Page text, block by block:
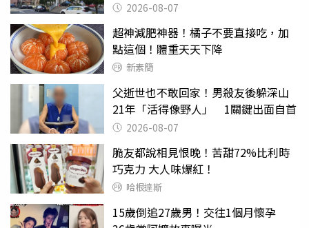
2026-08-07
超神減肥神器！橘子不要直接吃，加
點這個！體重天天下降
新素簡
父逝世也不敢回家！男殺友後躲深山
21年「活得像野人」 1關鍵出面自首
2026-08-07
脆友都說相見恨晚！苦甜72%比利時
巧克力 大人味爆紅！
哈根達斯
15歲倒追27歲男！交往1個月懷孕